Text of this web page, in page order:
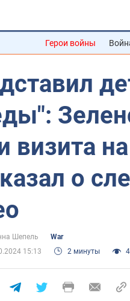
Герои войны
визита
о
Шепель
War
15:13
2 минуты